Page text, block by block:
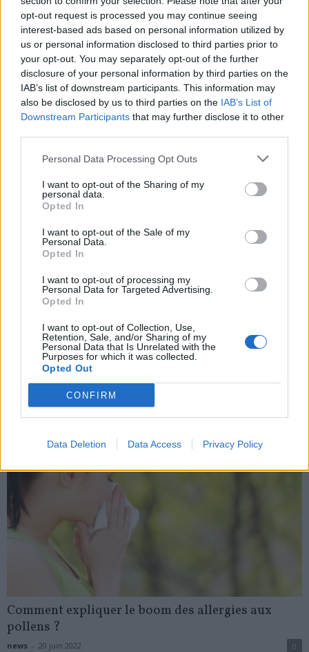
opt-out request is processed you may continue seeing
interest-based ads based on personal information utilized by
us or personal information disclosed to third parties prior to
your opt-out. You may separately opt-out of the further
disclosure of your personal information by third parties on the
IAB’s list of downstream participants. This information may
also be disclosed by us to third parties on the IAB’s List of
Downstream Participants that may further disclose it to other
Personal Data Processing Opt Outs
I want to opt-out of the Sharing of my
personal data.
Opted In
I want to opt-out of the Sale of my
Personal Data.
Opted In
I want to opt-out of processing my
Personal Data for Targeted Advertising.
Opted In
I want to opt-out of Collection, Use,
Retention, Sale, and/or Sharing of my
Personal Data that Is Unrelated with the
Purposes for which it was collected.
Opted Out
CONFIRM
Data Deletion Data Access Privacy Policy
Sieste après 65 ans : la
clé pour préserver votre
cerveau ou le mettre en
danger
Ménopause et
problèmes urinaires : le
secret inattendu des
sous-vêtements à
découvrir
Santé
risque accru
d’hypertension à ne pas
ignorer
Popular Posts
Covid-19 : protocole sanitaire renforcé dans les écoles
15 janvier 2021
Covid-19 : des centres de dépistages dans les gares
5 novembre 2020
Vers un nouveau traitement contre le glaucome ?
14 décembre 2020
Myopie : comment votre vue affecte votre sommeil
7 juin 2021
My Favorites
Comment expliquer le boom des allergies aux
pollens ?
news - 20 juin 2022
0